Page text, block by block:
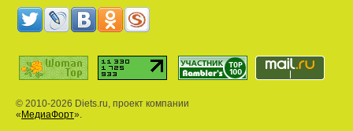
© 2010-2026 Diets.ru, проект компании
« МедиаФорт».